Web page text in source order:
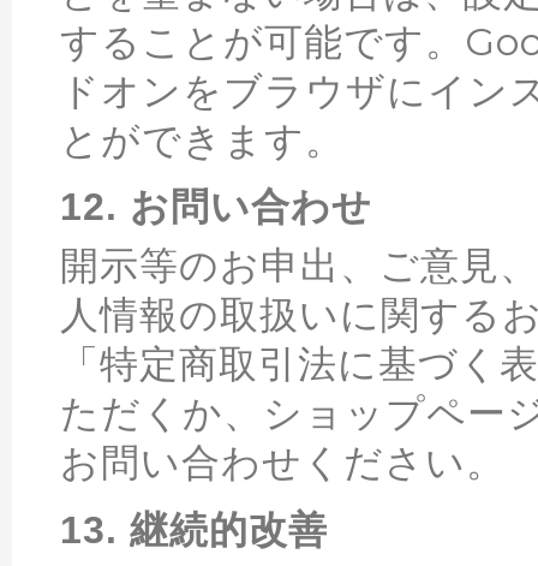
することが可能です。
ドオンをブラウザにイン
とができます。
12. お問い合わせ
開示等のお申出、ご意見
人情報の取扱いに関する
「特定商取引法に基づく
ただくか、ショップペー
お問い合わせください。
13. 継続的改善